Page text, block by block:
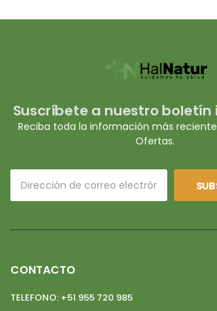
Suscríbete a nuestro
Reciba toda la información más
Ofertas.
CONTACTO
TELEFONO: +51 955 720 985